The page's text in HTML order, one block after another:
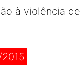
à violência